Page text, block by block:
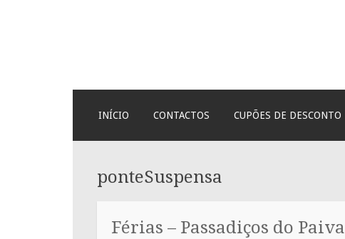
SKIP
CONTENT
INÍCIO CONTACTOS CUPÕES DE DESCONTO
ponteSuspensa
Férias – Passadiços do Paiva